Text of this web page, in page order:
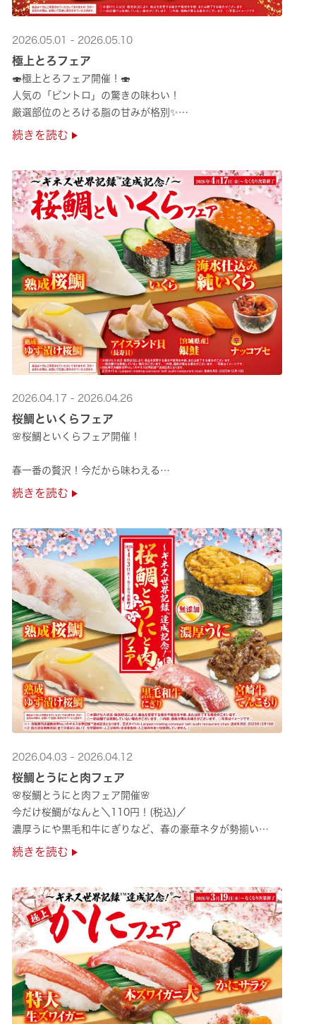
2026.05.01 - 2026.05.10
極上とろフェア
🍣極上とろフェア開催！🍣
人気の「ビントロ」の驚きの味わい！
厳選部位のとろける脂の甘みが格別✨
極上の味覚を是非くら寿司でご堪能ください♪
続きを読む
2026.04.17 - 2026.04.26
桜鯛といくらフェア
🌸桜鯛といくらフェア開催！
春一番の贅沢！今だから味わえる
旬の旨さの熟成🌸桜鯛と
是非お越しください✨
続きを読む
2026.04.03 - 2026.04.12
桜鯛とうにと肉フェア
🌸桜鯛とうにと肉フェア開催🌸
今だけ桜鯛がなんと＼110円！(税込)／
濃厚うにや黒毛和牛にぎりなど、春の豪華ネタが勢揃い
是非お越しください✨
続きを読む